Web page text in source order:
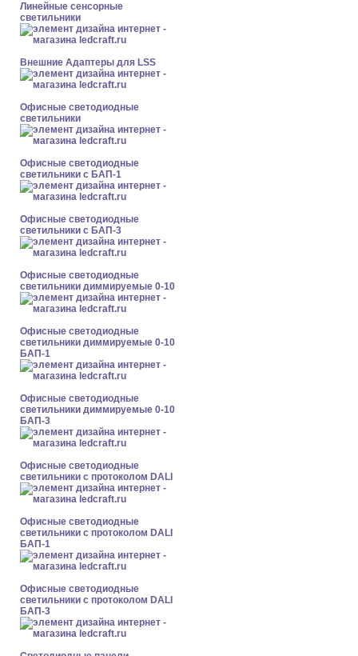
Линейные сенсорные
светильники
Внешние Адаптеры для LSS
Офисные светодиодные
светильники
Офисные светодиодные
светильники с БАП-1
Офисные светодиодные
светильники с БАП-3
Офисные светодиодные
светильники диммируемые 0-10
Офисные светодиодные
светильники диммируемые 0-10
БАП-1
Офисные светодиодные
светильники диммируемые 0-10
БАП-3
Офисные светодиодные
светильники с протоколом DALI
Офисные светодиодные
светильники с протоколом DALI
БАП-1
Офисные светодиодные
светильники с протоколом DALI
БАП-3